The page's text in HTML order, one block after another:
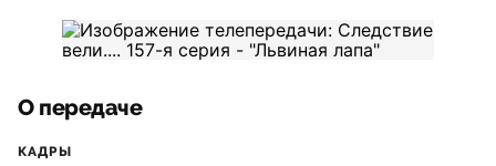
О передаче
КАДРЫ